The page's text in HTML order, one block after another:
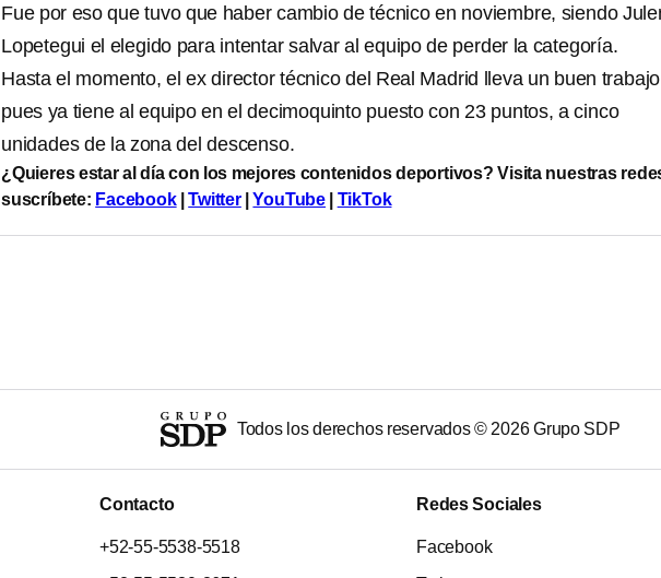
Fue por eso que tuvo que haber cambio de técnico en noviembre, siendo
Lopetegui el elegido para intentar salvar al equipo de perder la categoría.
Hasta el momento, el ex director técnico del Real Madrid lleva un buen
pues ya tiene al equipo en el decimoquinto puesto con 23 puntos, a cinco
unidades de la zona del descenso.
¿Quieres estar al día con los mejores contenidos deportivos? Visita nuestras
suscríbete: Facebook|Twitter|YouTube TikTok
Todos los derechos reservados © 2026Grupo SDP
Contacto
+52-55-5538-5518
Redes Sociales
Facebook